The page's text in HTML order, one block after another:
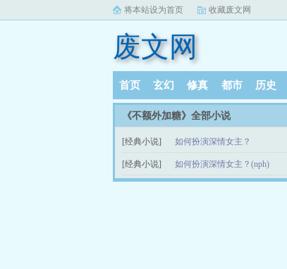
将本站设为首页 收藏废文网
废文网
首页 玄幻 修真 都市 历史
《不额外加糖》全部小说
[经典小说] 如何扮演深情女主？
[经典小说] 如何扮演深情女主？(nph)